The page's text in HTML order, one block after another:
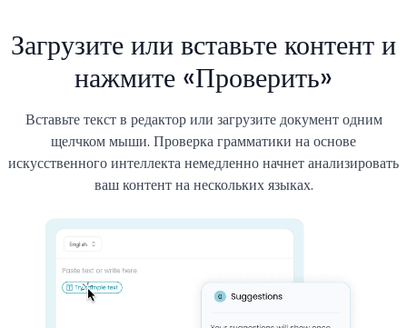
Загрузите или вставьте контент и
нажмите «Проверить»
Вставьте текст в редактор или загрузите документ одним
щелчком мыши. Проверка грамматики на основе
искусственного интеллекта немедленно начнет анализировать
ваш контент на нескольких языках.